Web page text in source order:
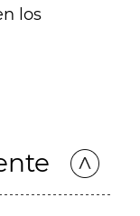
los